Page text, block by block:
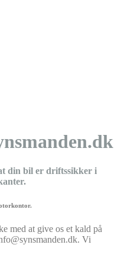
din bil er driftssikker i
med at give os et kald på
Vi